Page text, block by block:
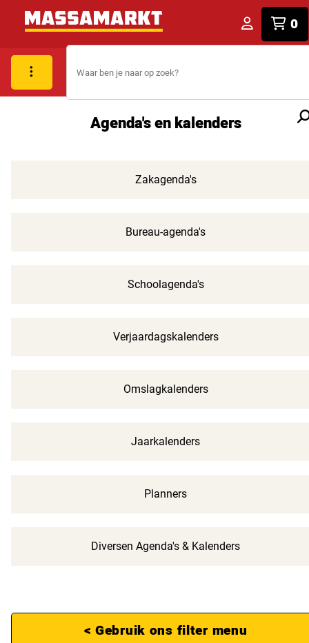
0
Agenda's en kalenders
Zakagenda's
Bureau-agenda's
Schoolagenda's
Verjaardagskalenders
Omslagkalenders
Jaarkalenders
Planners
Diversen Agenda's & Kalenders
< Gebruik ons filter menu